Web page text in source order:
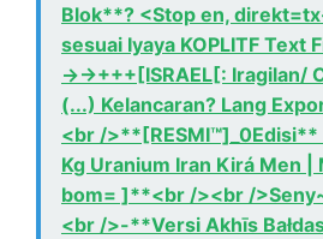
Blok**? <Stop en,
sesuai Iyaya KOPLITF Text
→→+++[ISRAEL[: Iragilan/
(...) Kelancaran? Lang
<br /
Kg Uranium Iran Kirá Men |
bom= ]**<br /><br /
<br />-**Versi Akhīs